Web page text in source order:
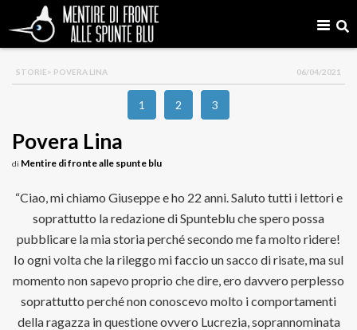
STORIE> POVERA LINA 06/04/2021
1 2 3
Povera Lina
di Mentire di fronte alle spunte blu
“Ciao, mi chiamo Giuseppe e ho 22 anni. Saluto tutti i lettori e
soprattutto la redazione di Spunteblu che spero possa
pubblicare la mia storia perché secondo me fa molto ridere!
Io ogni volta che la rileggo mi faccio un sacco di risate, ma sul
momento non sapevo proprio che dire, ero davvero perplesso
soprattutto perché non conoscevo molto i comportamenti
della ragazza in questione ovvero Lucrezia, soprannominata